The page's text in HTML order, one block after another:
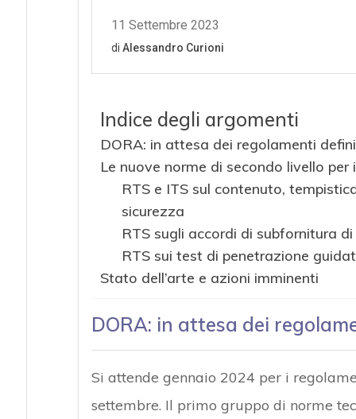
Indice degli argomenti
DORA: in attesa dei regolamenti
Le nuove norme di secondo livello per
RTS e ITS sul contenuto,
sicurezza
RTS sugli accordi di subfornitura
RTS sui test di penetrazione
Stato dell’arte e azioni imminenti
DORA: in attesa dei
Si attende gennaio 2024 per i
settembre. Il primo gruppo di norme